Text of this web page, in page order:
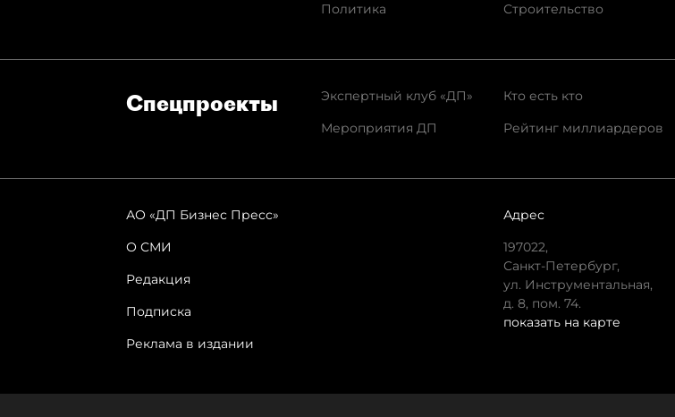
Политика
Строительство
Спец­проекты
Экспертный клуб «ДП»
Мероприятия ДП
Кто есть кто
Рейтинг миллиардеров
АО «ДП Бизнес Пресс»
О СМИ
Редакция
Подписка
Реклама в издании
Адрес
197022,
Санкт-Петербург,
ул. Инструментальная,
д. 8, пом. 74.
показать на карте